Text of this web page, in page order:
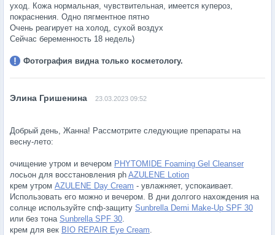
уход. Кожа нормальная, чувствительная, имеется купероз,
покраснения. Одно пягментное пятно
Очень реагирует на холод, сухой воздух
Сейчас беременность 18 недель)
Фотография видна только косметологу.
23.03.2023 09:52
Добрый день, Жанна! Рассмотрите следующие препараты на
весну-лето:
очищение утром и вечером PHYTOMIDE Foaming Gel Cleanser
лосьон для восстановления ph AZULENE Lotion
крем утром AZULENE Day Cream - увлажняет, успокаивает.
Использовать его можно и вечером. В дни долгого нахождения на
солнце используйте спф-защиту Sunbrella Demi Make-Up SPF 30
или без тона Sunbrella SPF 30.
крем для век BIO REPAIR Eye Cream.